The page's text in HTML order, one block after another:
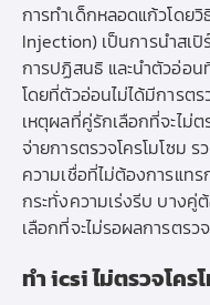
การทำเด็กหลอดแก้วโดย
Injection) เป็นการนำสเปิ
การปฏิสนธิ และนำตัวอ่อ
โดยที่ตัวอ่อนไม่ได้มีการต
เหตุผลที่คู่รักเลือกที่จะไม่
จ่ายการตรวจโครโมโซม
ความเชื่อที่ไม่ต้องการแท
กระทั่งความเร่งรีบ บางคู่
เลือกที่จะไม่รอผลการตรว
ทำ icsi ไม่ตรวจโค